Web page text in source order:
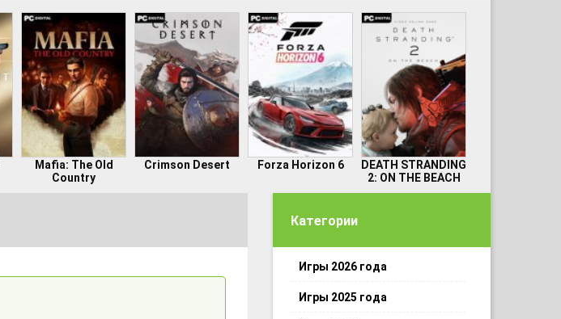
Mafia: The Old
Country
Crimson Desert Forza Horizon 6
DEATH STRANDING
2: ON THE BEACH
Категории
Игры 2026 года
Игры 2025 года